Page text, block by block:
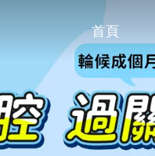
首頁